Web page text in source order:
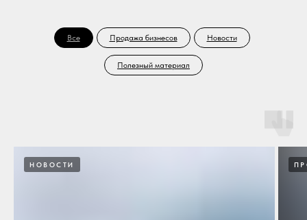
Все Продажа бизнесов Новости
Полезный материал
НОВОСТИ